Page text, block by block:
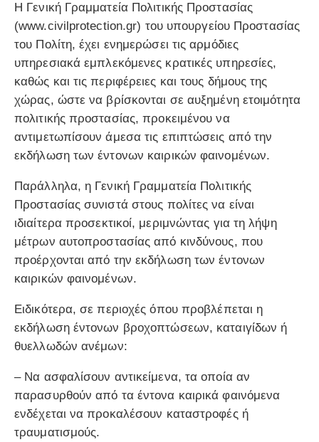
Η Γενική Γραμματεία Πολιτικής Προστασίας
(www.civilprotection.gr) του υπουργείου Προστασίας
του Πολίτη, έχει ενημερώσει τις αρμόδιες
υπηρεσιακά εμπλεκόμενες κρατικές υπηρεσίες,
καθώς και τις περιφέρειες και τους δήμους της
χώρας, ώστε να βρίσκονται σε αυξημένη ετοιμότητα
πολιτικής προστασίας, προκειμένου να
αντιμετωπίσουν άμεσα τις επιπτώσεις από την
εκδήλωση των έντονων καιρικών φαινομένων.
Παράλληλα, η Γενική Γραμματεία Πολιτικής
Προστασίας συνιστά στους πολίτες να είναι
ιδιαίτερα προσεκτικοί, μεριμνώντας για τη λήψη
μέτρων αυτοπροστασίας από κινδύνους, που
προέρχονται από την εκδήλωση των έντονων
καιρικών φαινομένων.
Ειδικότερα, σε περιοχές όπου προβλέπεται η
εκδήλωση έντονων βροχοπτώσεων, καταιγίδων ή
θυελλωδών ανέμων:
– Να ασφαλίσουν αντικείμενα, τα οποία αν
παρασυρθούν από τα έντονα καιρικά φαινόμενα
ενδέχεται να προκαλέσουν καταστροφές ή
τραυματισμούς.